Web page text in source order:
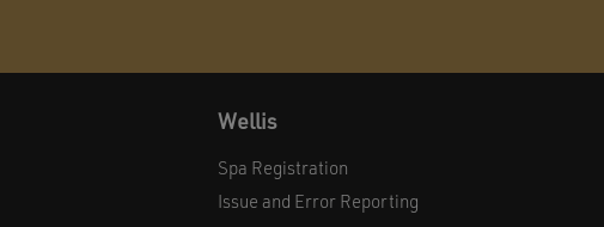
Wellis
Spa Registration
Issue and Error Reporting